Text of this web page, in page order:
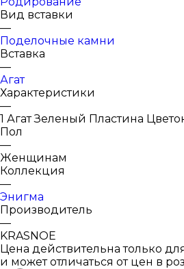
Вид вставки
—
Поделочные камни
Вставка
—
Агат
Характеристики
—
1 Агат Зеленый Пластина Цветок
Пол
—
Женщинам
Коллекция
—
Энигма
Производитель
—
KRASNOE
Цена действительна только
и может отличаться от цен в